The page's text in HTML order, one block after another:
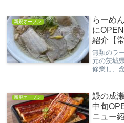
（金）に
移転して
新規オープン
らーめ
に
紹介【
無類のラ
元の茨城
修業し、
は、新規
ついて紹
新規オープン
鰻の成
中旬
ニュー